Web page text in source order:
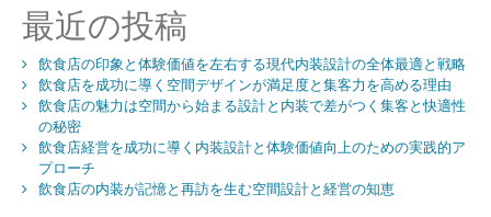
最近の投稿
飲食店の印象と体験価値を左右する現代内装設計の全体最適と戦略
飲食店を成功に導く空間デザインが満足度と集客力を高める理由
飲食店の魅力は空間から始まる設計と内装で差がつく集客と快適性
の秘密
飲食店経営を成功に導く内装設計と体験価値向上のための実践的ア
プローチ
飲食店の内装が記憶と再訪を生む空間設計と経営の知恵